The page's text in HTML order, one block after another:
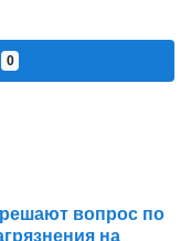
0
вопрос по
на